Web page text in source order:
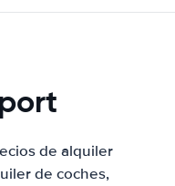
de alquiler
de coches,